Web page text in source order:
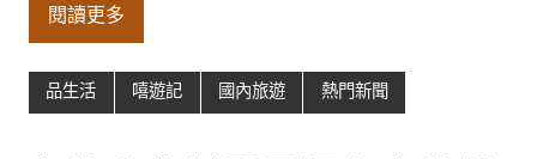
閱讀更多
品生活 嘻遊記 國內旅遊 熱門新聞